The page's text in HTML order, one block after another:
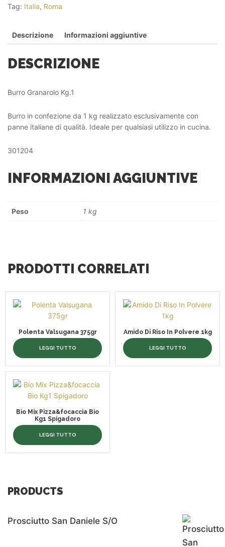
Tag: Italia, Roma
Descrizione Informazioni aggiuntive
DESCRIZIONE
Burro Granarolo Kg.1
Burro in confezione da 1 kg realizzato esclusivamente con
panne italiane di qualità. Ideale per qualsiasi utilizzo in cucina.
301204
INFORMAZIONI AGGIUNTIVE
Peso 1 kg
PRODOTTI CORRELATI
Polenta Valsugana 375gr
LEGGI TUTTO
Amido Di Riso In Polvere 1kg
LEGGI TUTTO
Bio Mix Pizza&focaccia Bio
Kg1 Spigadoro
LEGGI TUTTO
PRODUCTS
Prosciutto San Daniele S/o